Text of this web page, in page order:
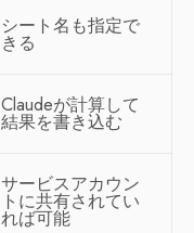
シート名も指定で
きる
Claudeが計算して
結果を書き込む
サービスアカウン
トに共有されてい
れば可能